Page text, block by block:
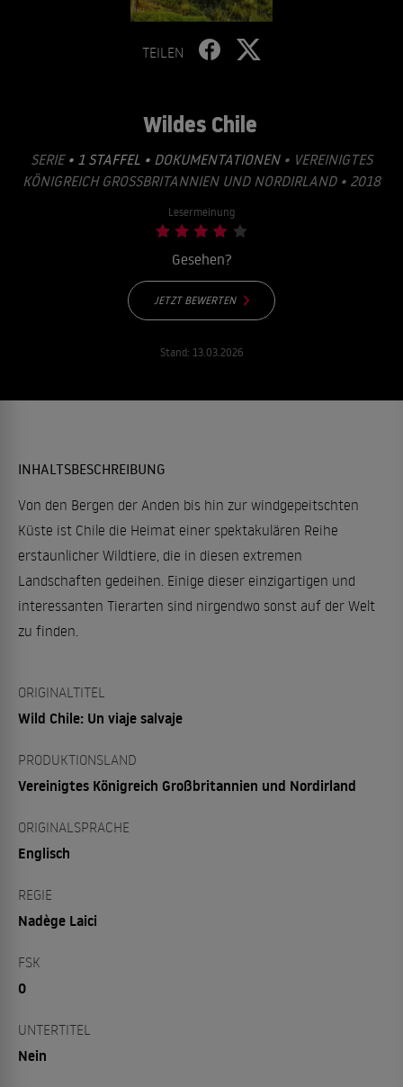
TEILEN
Wildes Chile
SERIE • 1 STAFFEL • DOKUMENTATIONEN• VEREINIGTES
KÖNIGREICH GROSSBRITANNIEN UND NORDIRLAND • 2018
Lesermeinung
Gesehen?
JETZT BEWERTEN
Stand: 13.03.2026
INHALTSBESCHREIBUNG
Von den Bergen der Anden bis hin zur windgepeitschten
Küste ist Chile die Heimat einer spektakulären Reihe
erstaunlicher Wildtiere, die in diesen extremen
Landschaften gedeihen. Einige dieser einzigartigen und
interessanten Tierarten sind nirgendwo sonst auf der Welt
zu finden.
ORIGINALTITEL
Wild Chile: Un viaje salvaje
PRODUKTIONSLAND
Vereinigtes Königreich Großbritannien und Nordirland
ORIGINALSPRACHE
Englisch
REGIE
Nadège Laici
FSK
0
UNTERTITEL
Nein